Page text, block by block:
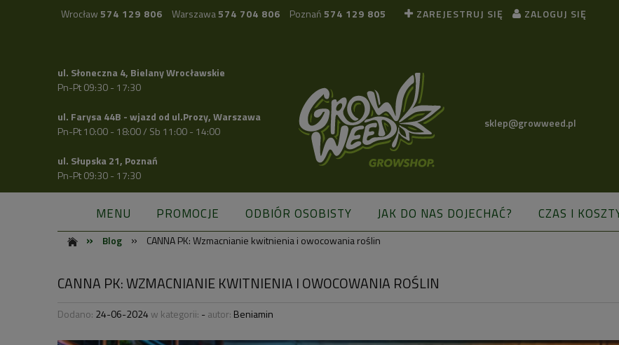
Wrocław 574 129 806 Warszawa574 704 806 Poznań 574 129 805 ZAREJESTRUJ SIĘ ZALOGUJ SIĘ
ul. Słoneczna 4, Bielany Wrocławskie
Pn-Pt 09:30 - 17:30
ul. Farysa 44B - wjazd od ul.Prozy, Warszawa
Pn-Pt 10:00 - 18:00 / Sb 11:00 - 14:00
ul. Słupska 21, Poznań
Pn-Pt 09:30 - 17:30
sklep@growweed.pl
MENU PROMOCJE ODBIÓR OSOBISTY JAK DO NAS DOJECHAĆ? CZAS I
» Blog » CANNA PK: Wzmacnianie kwitnienia i owocowania roślin
CANNA PK: WZMACNIANIE KWITNIENIA I OWOCOWANIA ROŚLIN
Dodano: 24-06-2024 w kategorii: - autor: Beniamin